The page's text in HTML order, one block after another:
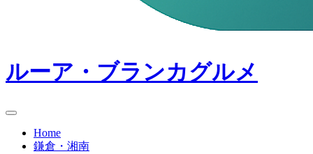
ルーア・ブランカグルメ
Home
鎌倉・湘南